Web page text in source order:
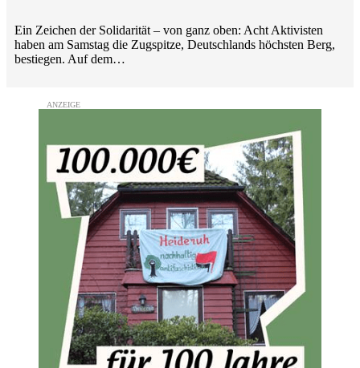
Ein Zeichen der Solidarität – von ganz oben: Acht Aktivisten
haben am Samstag die Zugspitze, Deutschlands höchsten Berg,
bestiegen. Auf dem…